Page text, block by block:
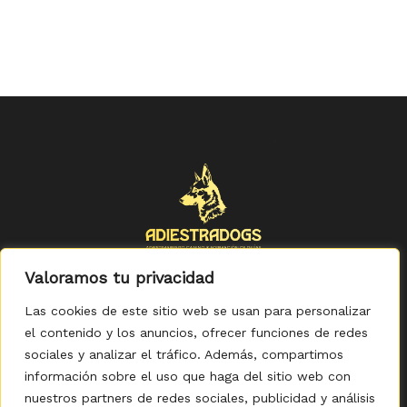
Valoramos tu privacidad
Las cookies de este sitio web se usan para personalizar
el contenido y los anuncios, ofrecer funciones de redes
sociales y analizar el tráfico. Además, compartimos
información sobre el uso que haga del sitio web con
nuestros partners de redes sociales, publicidad y análisis
Política de Privacidad -Política de Cookies-Aviso legal
Accesibilidad- Condiciones Generales de Compra